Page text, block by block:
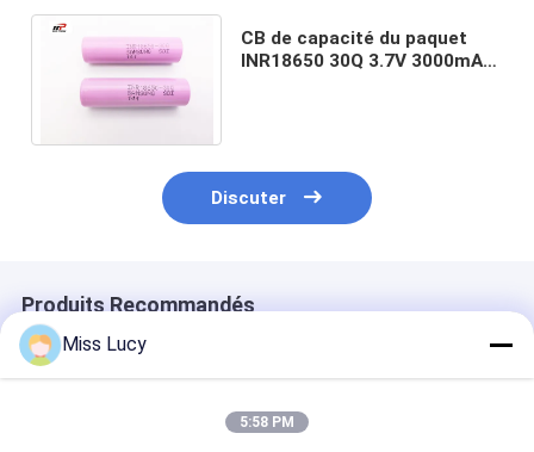
CB de capacité du paquet
INR18650 30Q 3.7V 3000mAh
Discuter
Produits Recommandés
Miss Lucy
5:58 PM